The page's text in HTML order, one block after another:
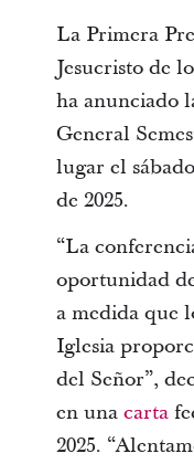
La Primera
Jesucristo de
ha anunciado
General
lugar el
de 2025.
“La
oportunidad
a medida que
Iglesia
del Señor”,
en una carta
2025.